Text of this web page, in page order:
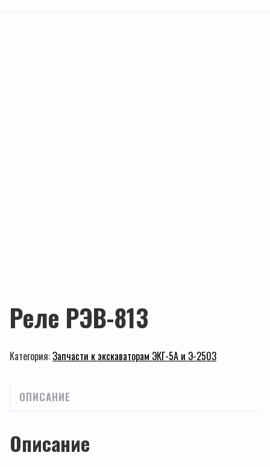
Реле РЭВ-813
Категория:Запчасти к экскаваторам ЭКГ-5А и Э-2503
ОПИСАНИЕ
Описание